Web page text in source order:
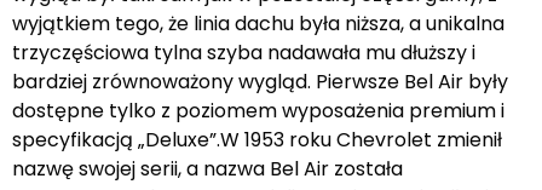
wyjątkiem tego, że linia dachu była niższa, a unikalna
trzyczęściowa tylna szyba nadawała mu dłuższy i
bardziej zrównoważony wygląd. Pierwsze Bel Air były
dostępne tylko z poziomem wyposażenia premium i
specyfikacją „Deluxe”.W 1953 roku Chevrolet zmienił
nazwę swojej serii, a nazwa Bel Air została